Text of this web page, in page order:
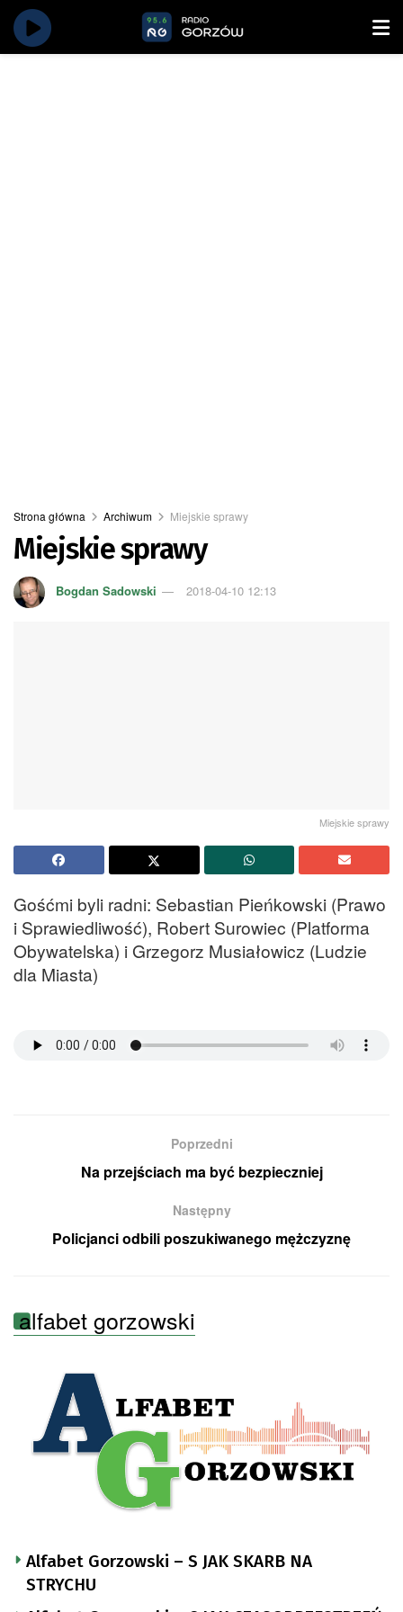
Strona główna Archiwum Miejskie sprawy
Miejskie sprawy
Bogdan Sadowski 2018-04-10 12:13
Miejskie sprawy
Gośćmi byli radni: Sebastian Pieńkowski (Prawo
i Sprawiedliwość), Robert Surowiec (Platforma
Obywatelska) i Grzegorz Musiałowicz (Ludzie
dla Miasta)
Poprzedni
Na przejściach ma być bezpieczniej
Następny
Policjanci odbili poszukiwanego mężczyznę
alfabet gorzowski
Alfabet Gorzowski – S JAK SKARB NA
STRYCHU